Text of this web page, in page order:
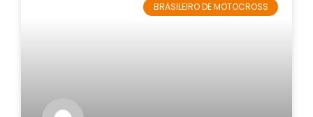
BRASILEIRO DE MOTOCROSS